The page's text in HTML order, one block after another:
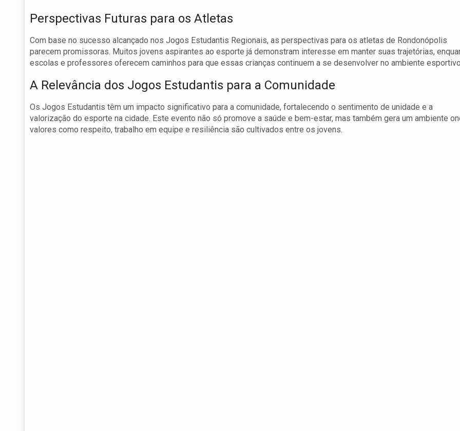
Perspectivas Futuras para os Atletas
Com base no sucesso alcançado nos Jogos Estudantis Regionais, as perspectivas para os atletas de Rondonópolis
parecem promissoras. Muitos jovens aspirantes ao esporte já demonstram interesse em manter suas trajetórias,
escolas e professores oferecem caminhos para que essas crianças continuem a se desenvolver no ambiente
A Relevância dos Jogos Estudantis para a Comunidade
Os Jogos Estudantis têm um impacto significativo para a comunidade, fortalecendo o sentimento de unidade e a
valorização do esporte na cidade. Este evento não só promove a saúde e bem-estar, mas também gera um ambiente
valores como respeito, trabalho em equipe e resiliência são cultivados entre os jovens.